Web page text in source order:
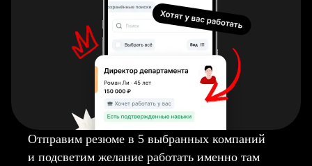
Отправим резюме в 5 выбранных компаний
и подсветим желание работать именно там